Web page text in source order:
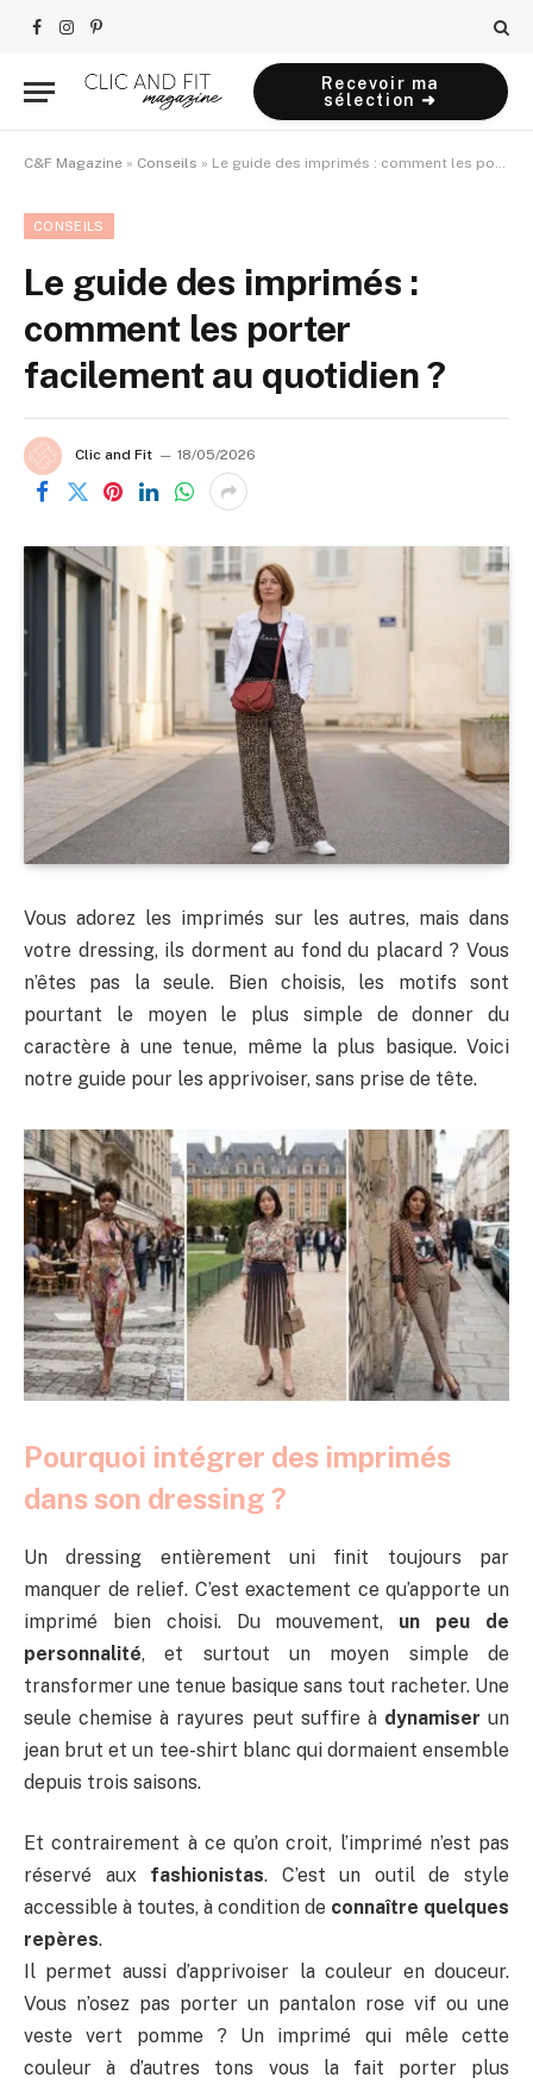
Facebook
Instagram
Pinterest
Recevoir ma
sélection ➜
C&F Magazine » Conseils » Le guide des imprimés : comment les porter facilement au quotidien ?
CONSEILS
Le guide des imprimés :
comment les porter
facilement au quotidien ?
Clic and Fit 18/05/2026
Vous adorez les imprimés sur les autres, mais dans
votre dressing, ils dorment au fond du placard ? Vous
n’êtes pas la seule. Bien choisis, les motifs sont
pourtant le moyen le plus simple de donner du
caractère à une tenue, même la plus basique. Voici
notre guide pour les apprivoiser, sans prise de tête.
Pourquoi intégrer des imprimés
dans son dressing ?
Un dressing entièrement uni finit toujours par
manquer de relief. C’est exactement ce qu’apporte un
imprimé bien choisi. Du mouvement, un peu de
personnalité, et surtout un moyen simple de
transformer une tenue basique sans tout racheter. Une
seule chemise à rayures peut suffire à dynamiser un
jean brut et un tee-shirt blanc qui dormaient ensemble
depuis trois saisons.
Et contrairement à ce qu’on croit, l’imprimé n’est pas
réservé aux fashionistas. C’est un outil de style
accessible à toutes, à condition de connaître quelques
repères.
Il permet aussi d’apprivoiser la couleur en douceur.
Vous n’osez pas porter un pantalon rose vif ou une
veste vert pomme ? Un imprimé qui mêle cette
couleur à d’autres tons vous la fait porter plus